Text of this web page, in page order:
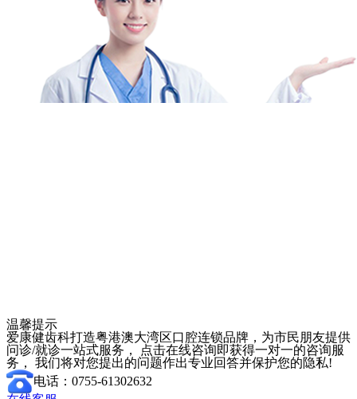
温馨提示
爱康健齿科打造粤港澳大湾区口腔连锁品牌，为市民朋友提供
问诊/就诊一站式服务， 点击在线咨询即获得一对一的咨询服
务， 我们将对您提出的问题作出专业回答并保护您的隐私!
电话：0755-61302632